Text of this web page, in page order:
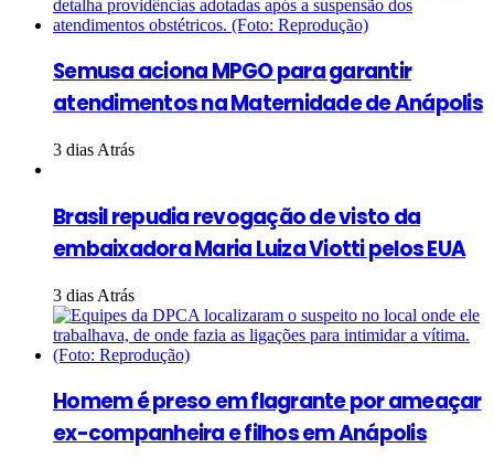
Semusa aciona MPGO para garantir
atendimentos na Maternidade de Anápolis
3 dias Atrás
Brasil repudia revogação de visto da
embaixadora Maria Luiza Viotti pelos EUA
3 dias Atrás
Homem é preso em flagrante por ameaçar
ex-companheira e filhos em Anápolis